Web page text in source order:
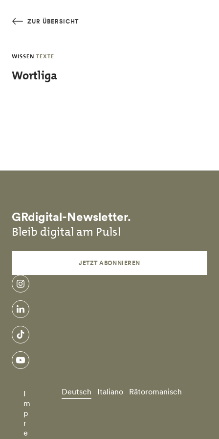
ZUR ÜBERSICHT
WISSEN TEXTE
Wortliga
GRdigital-Newsletter.
Bleib digital am Puls!
JETZT ABONNIEREN
instagram
linkedin
tiktok
youtube
I
m
p
r
e
Deutsch Italiano Rätoromanisch